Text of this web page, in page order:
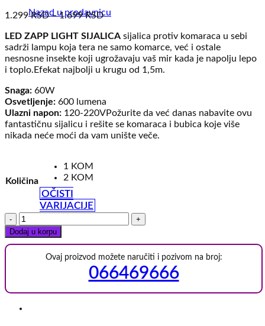
Nazad u prodavnicu
1.299RSD–1.699RSD
LED ZAPP LIGHT SIJALICA sijalica protiv komaraca u sebi
sadrži lampu koja tera ne samo komarce, već i ostale
nesnosne insekte koji ugrožavaju vaš mir kada je napolju lepo
i toplo.Efekat najbolji u krugu od 1,5m.
Snaga: 60W
Osvetljenje: 600 lumena
Ulazni napon: 120-220VPožurite da već danas nabavite ovu
fantastičnu sijalicu i rešite se komaraca i bubica koje više
nikada neće moći da vam unište veče.
Količina
1 KOM
2 KOM
OČISTI
VARIJACIJE
ZappLight
LED
60W
Sijalica
količina
Dodaj u korpu
Ovaj proizvod možete naručiti i pozivom na broj:
066469666